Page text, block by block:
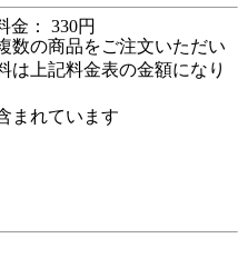
金： 330円
数の商品をご注文いただい
は上記料金表の金額になり
まれています